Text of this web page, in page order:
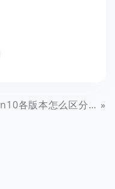
Win10各版本怎么区分 一文教你如何区分Win10各版本